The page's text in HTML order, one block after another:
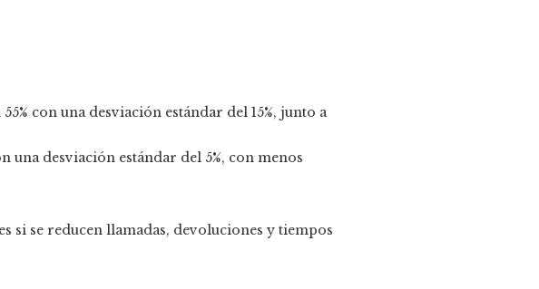
con una desviación estándar del 15%, junto a
una desviación estándar del 5%, con menos
si se reducen llamadas, devoluciones y tiempos